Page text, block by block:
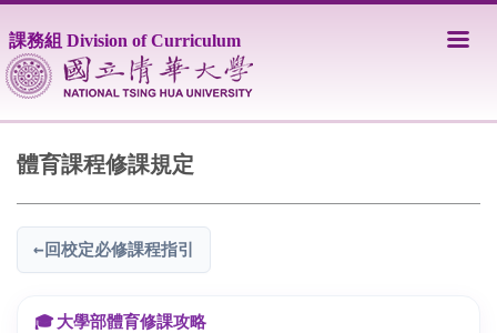
到
主
要
區
課務組 Division of Curriculum
體育課程修課規定
← 回校定必修課程指引
🎓 大學部體育修課攻略